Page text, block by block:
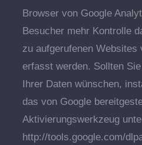
Browser von Google
Besucher mehr Kontrolle
zu aufgerufenen Websites
erfasst werden. Sollten
Ihrer Daten wünschen,
das von Google
Aktivierungswerkzeug
http://tools.google.com/